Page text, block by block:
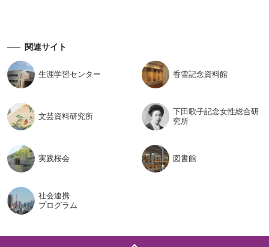
関連サイト
生涯学習センター 香雪記念資料館
文芸資料研究所
下田歌子記念女性総合研
究所
実践桜会 図書館
社会連携
プログラム